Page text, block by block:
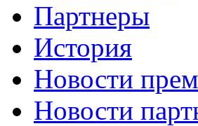
Партнеры
История
Новости
Новости